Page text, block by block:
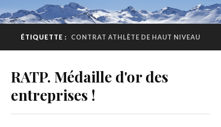
ÉTIQUETTE : CONTRAT ATHLÈTE DE HAUT NIVEAU
RATP. Médaille d'or des
entreprises !